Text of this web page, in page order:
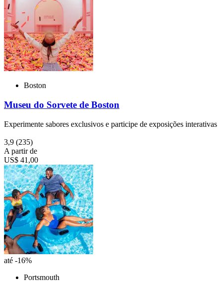
Boston
Museu do Sorvete de Boston
Experimente sabores exclusivos e participe de exposições interativas
3,9 (235)
A partir de
US$ 41,00
até -16%
Portsmouth